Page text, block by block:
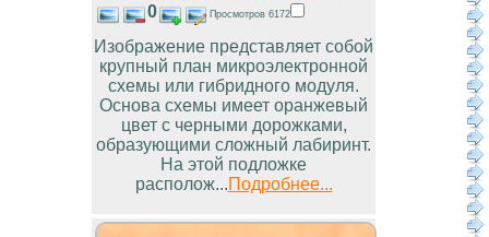
0 Просмотров 6172
Изображение представляет собой
крупный план микроэлектронной
схемы или гибридного модуля.
Основа схемы имеет оранжевый
цвет с черными дорожками,
образующими сложный лабиринт.
На этой подложке
располож...Подробнее...